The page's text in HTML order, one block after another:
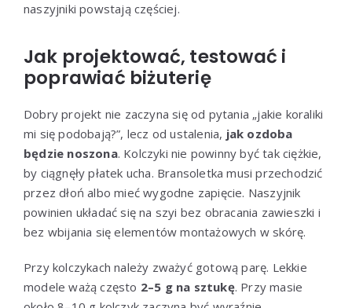
naszyjniki powstają częściej.
Jak projektować, testować i
poprawiać biżuterię
Dobry projekt nie zaczyna się od pytania „jakie koraliki
mi się podobają?”, lecz od ustalenia, jak ozdoba
będzie noszona. Kolczyki nie powinny być tak ciężkie,
by ciągnęły płatek ucha. Bransoletka musi przechodzić
przez dłoń albo mieć wygodne zapięcie. Naszyjnik
powinien układać się na szyi bez obracania zawieszki i
bez wbijania się elementów montażowych w skórę.
Przy kolczykach należy zważyć gotową parę. Lekkie
modele ważą często 2–5 g na sztukę. Przy masie